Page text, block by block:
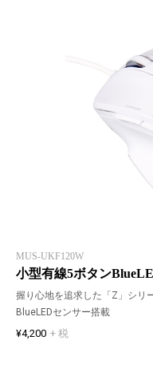
MUS-UKF120W
小型有線5ボタン
握り心地を追求した「Z」シリ
BlueLEDセンサー搭載
¥4,200 + 税